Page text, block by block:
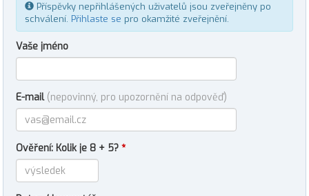
Příspěvky nepřihlášených uživatelů jsou zveřejněny po
schválení. Přihlaste se pro okamžité zveřejnění.
Vaše jméno
E-mail (nepovinný, pro upozornění na odpověď)
Ověření: Kolik je 8 + 5? *